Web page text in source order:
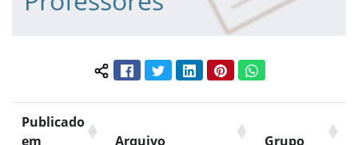
Compartilhar conteúdo:
FacebookTwitterLinkedInPinterestWhatsApp
Publicado
em
Arquivo Grupo